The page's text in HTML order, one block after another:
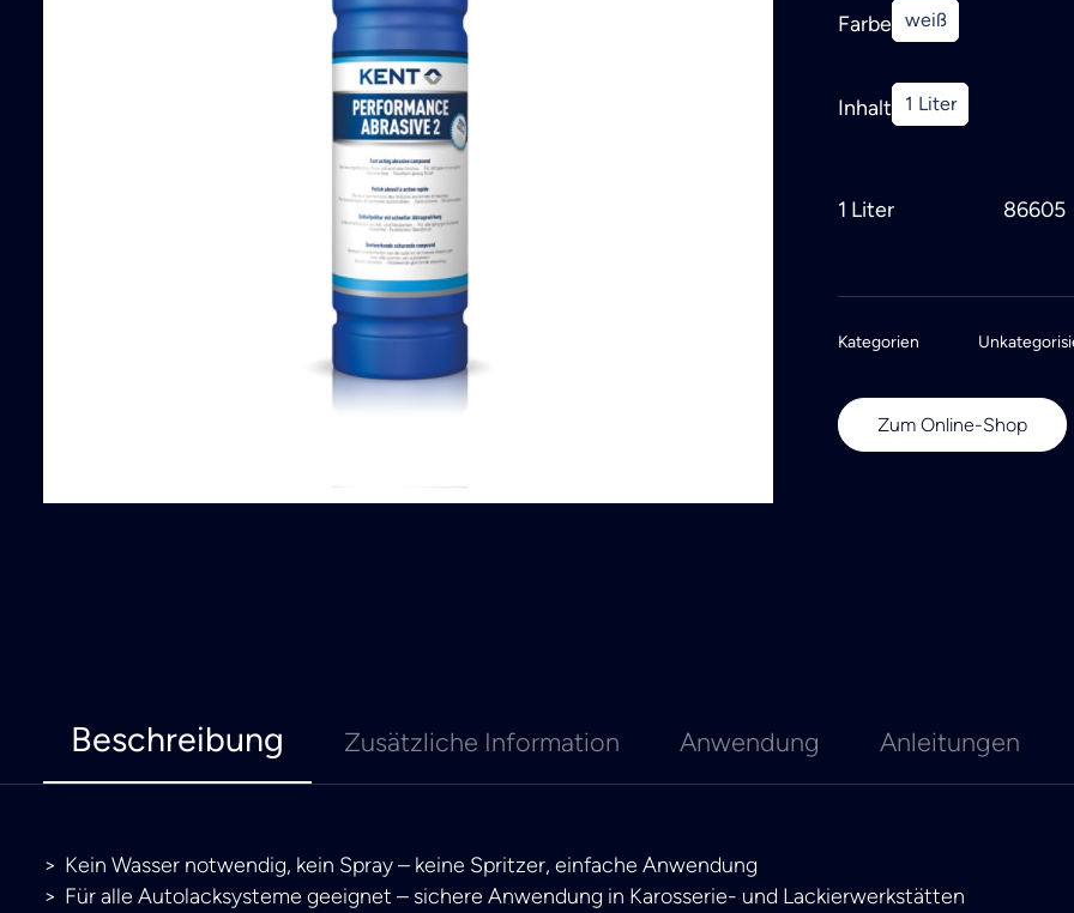
Farbe weiß
Inhalt 1 Liter
1 Liter 86605
Kategorien
Zum Online-Shop
Beschreibung Zusätzliche Information Anwendung Anleitungen
Kein Wasser notwendig, kein Spray – keine Spritzer, einfache Anwendung
Für alle Autolacksysteme geeignet – sichere Anwendung in Karosserie- und Lackierwerkstätten